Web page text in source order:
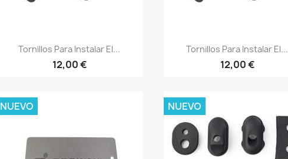
Vista rápida
Tornillos Para Instalar El...
12,00 €
Vista rápida
Tornillos Para Instalar El...
12,00 €
NUEVO NUEVO